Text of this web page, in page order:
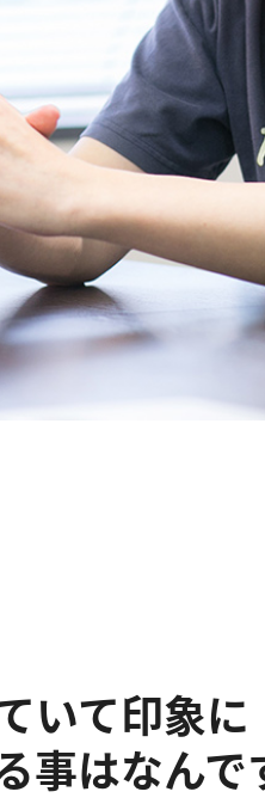
いて印象に
事はなんで